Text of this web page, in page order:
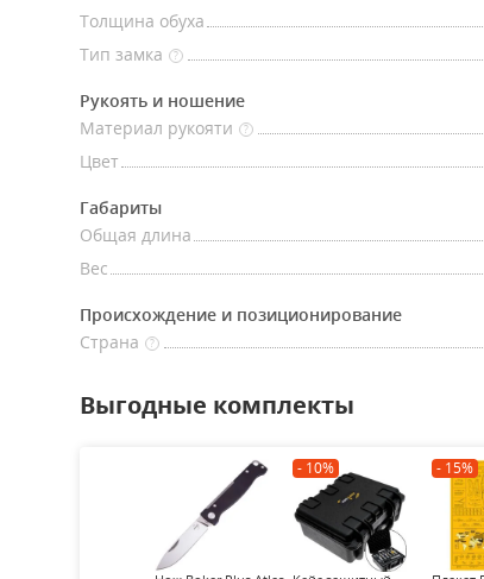
Толщина обуха
Тип замка
?
Рукоять и ношение
Материал рукояти
?
Цвет
Габариты
Общая длина
Вес
Происхождение и позиционирование
Страна
?
Выгодные комплекты
- 10% - 15%